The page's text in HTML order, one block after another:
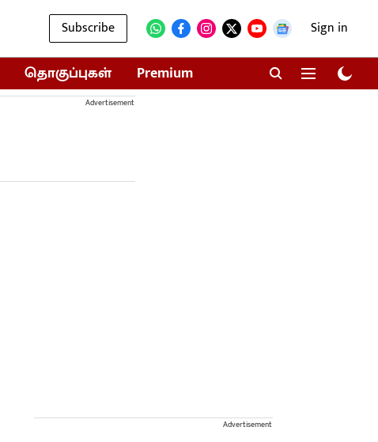
Subscribe Sign in
தொகுப்புகள் Premium
Advertisement
Advertisement